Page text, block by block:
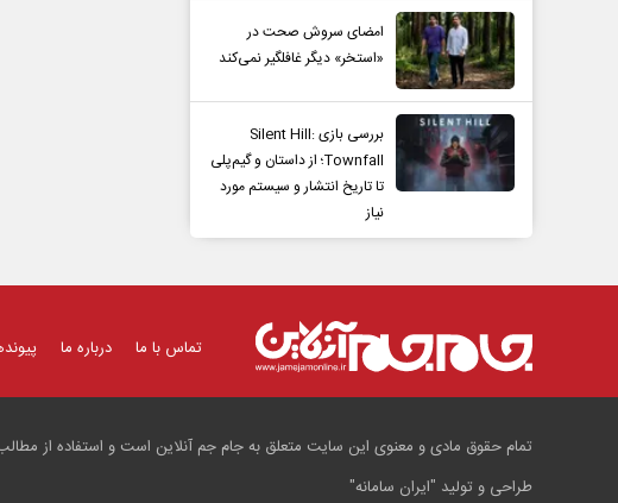
امضای سروش صحت در
«استخر» دیگر غافلگیر نمی‌کند
بررسی بازی Silent Hill:
Townfall؛ از داستان و گیم‌پلی
تا تاریخ انتشار و سیستم مورد
نیاز
تماس با ما درباره ما
تمام حقوق مادی و معنوی این سایت متعلق به جام جم آنلاین است و استفاده از
طراحی و تولید "ایران سامانه"